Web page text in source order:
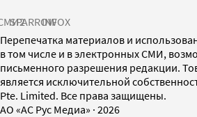
SPARROWINFOX
Перепечатка материалов и
в том числе и в электронных СМИ,
письменного разрешения редакции.
является исключительной
Pte. Limited. Все права защищены.
AO «АС Рус Медиа» · 2026